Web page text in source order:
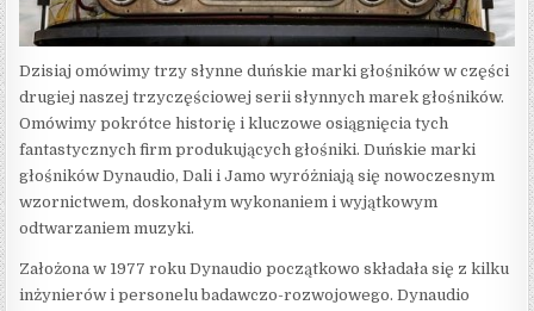
Dzisiaj omówimy trzy słynne duńskie marki głośników w części
drugiej naszej trzyczęściowej serii słynnych marek głośników.
Omówimy pokrótce historię i kluczowe osiągnięcia tych
fantastycznych firm produkujących głośniki. Duńskie marki
głośników Dynaudio, Dali i Jamo wyróżniają się nowoczesnym
wzornictwem, doskonałym wykonaniem i wyjątkowym
odtwarzaniem muzyki.
Założona w 1977 roku Dynaudio początkowo składała się z kilku
inżynierów i personelu badawczo-rozwojowego. Dynaudio